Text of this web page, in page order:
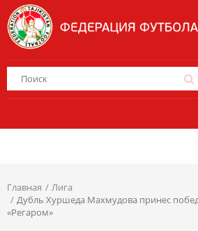
Главная
Лига
Дубль Хуршеда Махмудова принес
«Регаром»